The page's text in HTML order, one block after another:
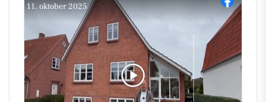
11. oktober 2025